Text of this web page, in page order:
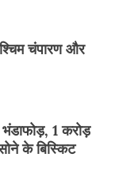
चंपारण और
भंडाफोड़, 1 करोड़
के बिस्किट